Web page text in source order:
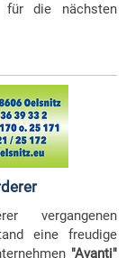
für die nächsten
vergangenen
eine freudige
"Avanti"